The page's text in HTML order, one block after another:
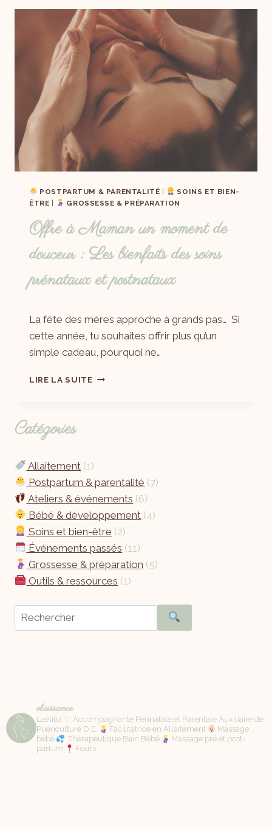
POSTPARTUM & PARENTALITÉ |
SOINS ET BIEN-
ÊTRE | GROSSESSE & PRÉPARATION
Offre à Maman un moment de
douceur : Les bienfaits des soins
prénataux et postnataux
Laëtitia
La fête des mères approche à grands pas… Si
cette année, tu souhaites offrir plus qu’un
simple cadeau, pourquoi ne…
LIRE LA SUITE
Catégories
Allaitement (1)
Postpartum & parentalité (7)
Ateliers & événements (6)
Bébé & développement (4)
Soins et bien-être (2)
Événements passés (11)
Grossesse & préparation (5)
Outils & ressources (1)
olaissance
Laëtitia ♡ Accompagnante Périnatale et Parentale Auxiliaire de
Puériculture D.E.
Facilitatrice en Allaitement
Massage
bébé
Thérapeutique Bain Bébé
Massage pré et post-
partum
Feurs